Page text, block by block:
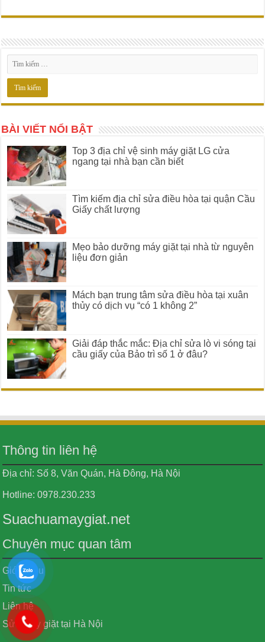
BÀI VIẾT NỔI BẬT
Top 3 địa chỉ vệ sinh máy giặt LG cửa
ngang tại nhà bạn cần biết
Tìm kiếm địa chỉ sửa điều hòa tại quận Cầu
Giấy chất lượng
Mẹo bảo dưỡng máy giặt tại nhà từ nguyên
liệu đơn giản
Mách bạn trung tâm sửa điều hòa tại xuân
thủy có dịch vụ “có 1 không 2”
Giải đáp thắc mắc: Địa chỉ sửa lò vi sóng tại
cầu giấy của Bảo trì số 1 ở đâu?
Thông tin liên hệ
Địa chỉ: Số 8, Văn Quán, Hà Đông, Hà Nội
Hotline: 0978.230.233
Suachuamaygiat.net
Chuyên mục quan tâm
Giới thiệu
Tin tức
Liên hệ
Sửa máy giặt tại Hà Nội